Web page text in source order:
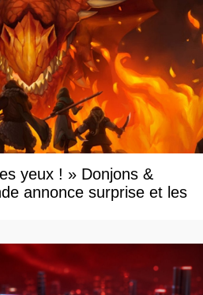
yeux ! » Donjons &
annonce surprise et les